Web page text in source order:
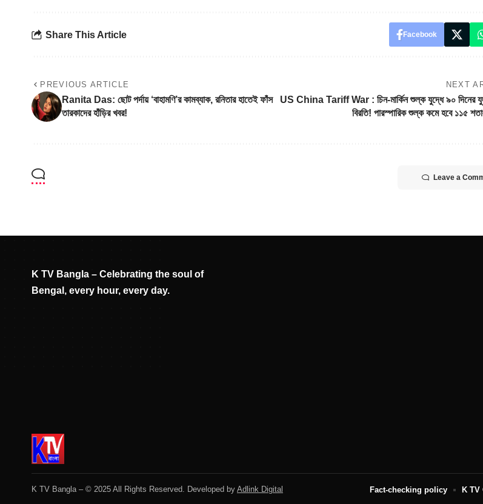
Share This Article Facebook
PREVIOUS ARTICLE
Ranita Das: ছোট পর্দায় ‘বাহামণি’র কামব্যাক, রনিতার হাতেই ফাঁস
তারকাদের হাঁড়ির খবর!
NEXT
US China Tariff War : চিন-মার্কিন শুল্ক যুদ্ধে ৯০ দিনের
বিরতি! পারস্পারিক শুল্ক কমে হবে ১১৫
Leave a
K TV Bangla – Celebrating the soul of
Bengal, every hour, every day.
K TV Bangla – © 2025 All Rights Reserved. Developed by Adlink Digital Fact-checking policy K